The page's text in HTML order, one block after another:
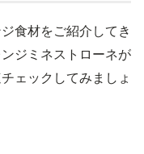
食材をご紹介してき
ジミネストローネが
ェックしてみましょ